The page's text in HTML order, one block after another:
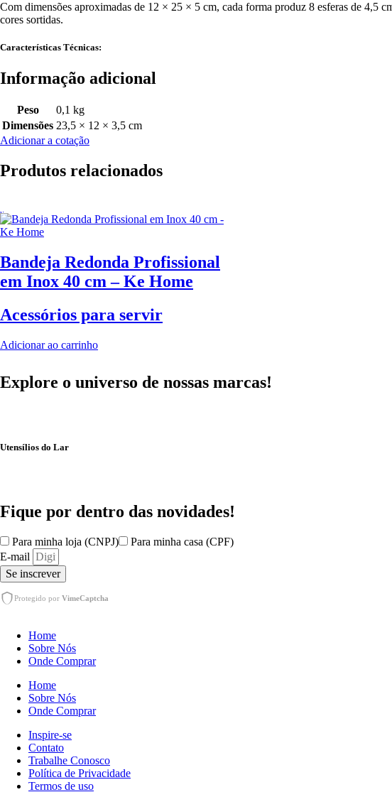
Com dimensões aproximadas de 12 × 25 × 5 cm, cada forma produz 8 esferas de 4,5
cores sortidas.
Características Técnicas:
Informação adicional
Peso
0,1 kg
Dimensões 23,5 × 12 × 3,5 cm
Adicionar a cotação
Produtos relacionados
Bandeja Redonda Profissional
em Inox 40 cm – Ke Home
Acessórios para servir
Adicionar ao carrinho
Explore o universo de nossas marcas!
Utensílios do Lar
Fique por dentro das novidades!
Para minha loja (CNPJ)
Para minha casa (CPF)
E-mail
Se inscrever
Protegido por VimeCaptcha
Home
Sobre Nós
Onde Comprar
Home
Sobre Nós
Onde Comprar
Inspire-se
Contato
Trabalhe Conosco
Política de Privacidade
Termos de uso